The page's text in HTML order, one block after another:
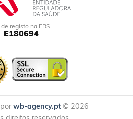
de registo na ERS
E180694
wb-agency.pt© 2026